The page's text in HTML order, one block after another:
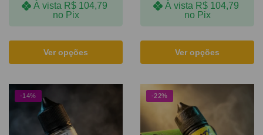
À vista R$ 104,79
no Pix
Ver opções
À vista R$ 104,79
no Pix
Ver opções
-14% -22%